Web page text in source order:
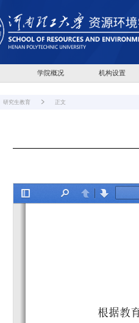
学院概况 机构设置
研究生教育 正文